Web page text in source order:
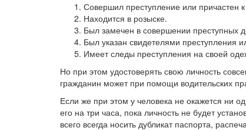
Совершил преступление или причастен
Находится в розыске.
Был замечен в совершении преступных
Был указан свидетелями преступления
Имеет следы преступления на своей
Но при этом удостоверять свою личность
гражданин может при помощи водительских
Если же при этом у человека не окажется ни
его на три часа, пока личность не будет
всего всегда носить дубликат паспорта,